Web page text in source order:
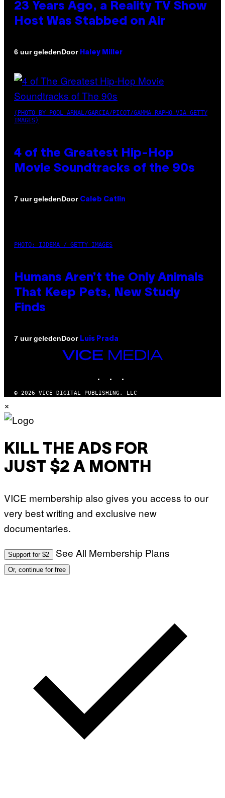
23 Years Ago, a Reality TV Show
Host Was Stabbed on Air
6 uur geledenDoor Haley Miller
(PHOTO BY POOL ARNAL/GARCIA/PICOT/GAMMA-RAPHO VIA GETTY
IMAGES)
4 of the Greatest Hip-Hop
Movie Soundtracks of the 90s
7 uur geledenDoor Caleb Catlin
PHOTO: IJDEMA / GETTY IMAGES
Humans Aren’t the Only Animals
That Keep Pets, New Study
Finds
7 uur geledenDoor Luis Prada
VICE
MEDIA
© 2026 VICE DIGITAL PUBLISHING, LLC
×
KILL THE ADS FOR
JUST $2 A MONTH
VICE membership also gives you access to our
very best writing and exclusive new
documentaries.
Support for $2 See All Membership Plans
Or, continue for free